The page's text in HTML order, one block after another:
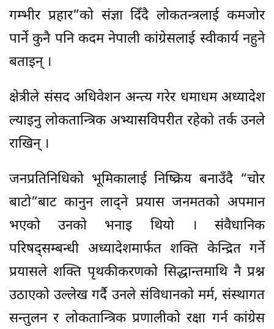
गम्भीर प्रहार”को संज्ञा दिँदै लोकतन्त्रलाई कमजोर
पार्ने कुनै पनि कदम नेपाली कांग्रेसलाई स्वीकार्य नहुने
बताइन् ।
क्षेत्रीले संसद अधिवेशन अन्त्य गरेर धमाधम अध्यादेश
ल्याइनु लोकतान्त्रिक अभ्यासविपरीत रहेको तर्क उनले
राखिन् ।
जनप्रतिनिधिको भूमिकालाई निष्क्रिय बनाउँदै “चोर
बाटो”बाट कानुन लाद्ने प्रयास जनमतको अपमान
भएको उनको भनाइ थियो । संवैधानिक
परिषद्सम्बन्धी अध्यादेशमार्फत शक्ति केन्द्रित गर्ने
प्रयासले शक्ति पृथकीकरणको सिद्धान्तमाथि नै प्रश्न
उठाएको उल्लेख गर्दै उनले संविधानको मर्म, संस्थागत
सन्तुलन र लोकतान्त्रिक प्रणालीको रक्षा गर्न कांग्रेस